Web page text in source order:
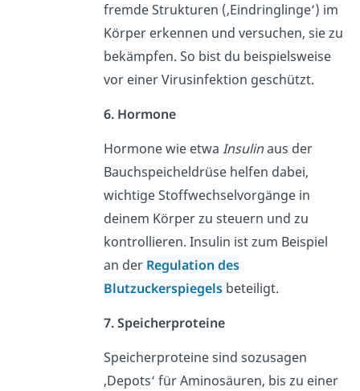
fremde Strukturen (‚Eindringlinge‘) im
Körper erkennen und versuchen, sie zu
bekämpfen. So bist du beispielsweise
vor einer Virusinfektion geschützt.
6. Hormone
Hormone wie etwa Insulinaus der
Bauchspeicheldrüse helfen dabei,
wichtige Stoffwechselvorgänge in
deinem Körper zu steuern und zu
kontrollieren. Insulin ist zum Beispiel
an der Regulation des
Blutzuckerspiegels beteiligt.
7. Speicherproteine
Speicherproteine sind sozusagen
‚Depots‘ für Aminosäuren, bis zu einer